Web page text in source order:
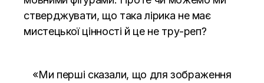
стверджувати, що така лірика не має
мистецької цінності й це не тру-реп?
«Ми перші сказали, що для зображення